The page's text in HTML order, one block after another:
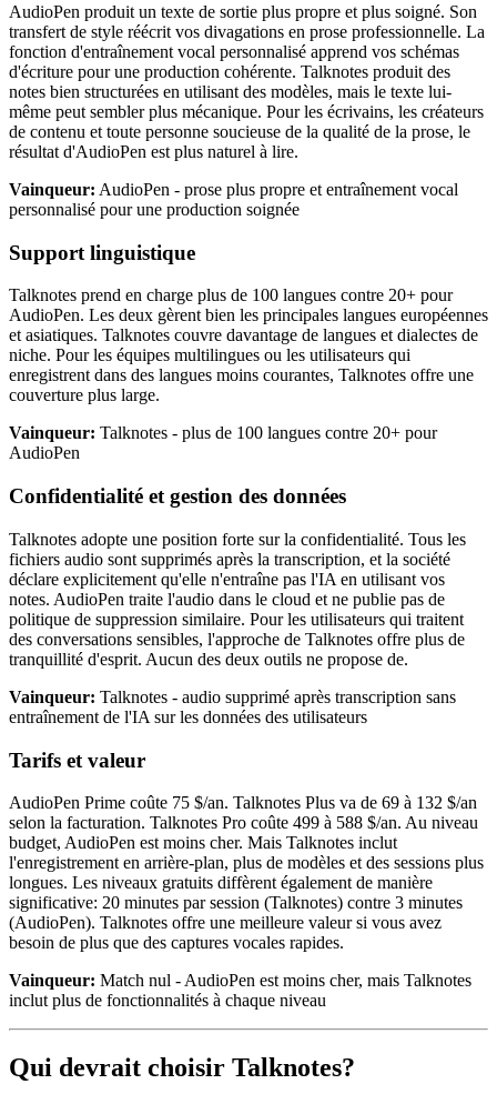
AudioPen produit un texte de sortie plus propre et plus soigné. Son
transfert de style réécrit vos divagations en prose professionnelle. La
fonction d'entraînement vocal personnalisé apprend vos schémas
d'écriture pour une production cohérente. Talknotes produit des
notes bien structurées en utilisant des modèles, mais le texte lui-
même peut sembler plus mécanique. Pour les écrivains, les créateurs
de contenu et toute personne soucieuse de la qualité de la prose, le
résultat d'AudioPen est plus naturel à lire.
Vainqueur: AudioPen - prose plus propre et entraînement vocal
personnalisé pour une production soignée
Support linguistique
Talknotes prend en charge plus de 100 langues contre 20+ pour
AudioPen. Les deux gèrent bien les principales langues européennes
et asiatiques. Talknotes couvre davantage de langues et dialectes de
niche. Pour les équipes multilingues ou les utilisateurs qui
enregistrent dans des langues moins courantes, Talknotes offre une
couverture plus large.
Vainqueur: Talknotes - plus de 100 langues contre 20+ pour
AudioPen
Confidentialité et gestion des données
Talknotes adopte une position forte sur la confidentialité. Tous les
fichiers audio sont supprimés après la transcription, et la société
déclare explicitement qu'elle n'entraîne pas l'IA en utilisant vos
notes. AudioPen traite l'audio dans le cloud et ne publie pas de
politique de suppression similaire. Pour les utilisateurs qui traitent
des conversations sensibles, l'approche de Talknotes offre plus de
tranquillité d'esprit. Aucun des deux outils ne propose de.
Vainqueur: Talknotes - audio supprimé après transcription sans
entraînement de l'IA sur les données des utilisateurs
Tarifs et valeur
AudioPen Prime coûte 75 $/an. Talknotes Plus va de 69 à 132 $/an
selon la facturation. Talknotes Pro coûte 499 à 588 $/an. Au niveau
budget, AudioPen est moins cher. Mais Talknotes inclut
l'enregistrement en arrière-plan, plus de modèles et des sessions plus
longues. Les niveaux gratuits diffèrent également de manière
significative: 20 minutes par session (Talknotes) contre 3 minutes
(AudioPen). Talknotes offre une meilleure valeur si vous avez
besoin de plus que des captures vocales rapides.
Vainqueur: Match nul - AudioPen est moins cher, mais Talknotes
inclut plus de fonctionnalités à chaque niveau
Qui devrait choisir Talknotes?